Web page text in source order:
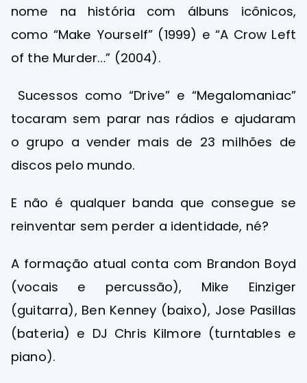
nome na história com álbuns icônicos,
como “Make Yourself” (1999) e “A Crow Left
of the Murder…” (2004).
Sucessos como “Drive” e “Megalomaniac”
tocaram sem parar nas rádios e ajudaram
o grupo a vender mais de 23 milhões de
discos pelo mundo.
E não é qualquer banda que consegue se
reinventar sem perder a identidade, né?
A formação atual conta com Brandon Boyd
(vocais e percussão), Mike Einziger
(guitarra), Ben Kenney (baixo), Jose Pasillas
(bateria) e DJ Chris Kilmore (turntables e
piano).